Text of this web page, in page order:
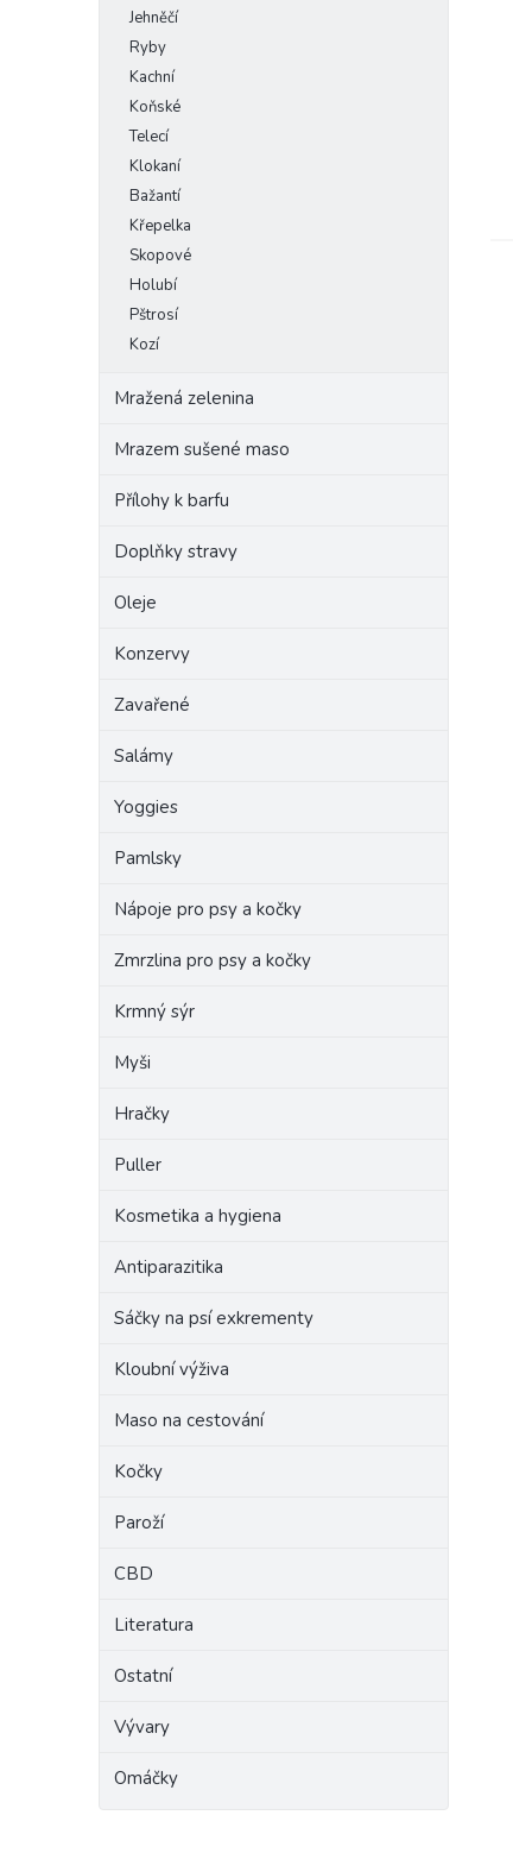
Jehněčí
Ryby
Kachní
Koňské
Telecí
Klokaní
Bažantí
Křepelka
Skopové
Holubí
Pštrosí
Kozí
Mražená zelenina
Mrazem sušené maso
Přílohy k barfu
Doplňky stravy
Oleje
Konzervy
Zavařené
Salámy
Yoggies
Pamlsky
Nápoje pro psy a kočky
Zmrzlina pro psy a kočky
Krmný sýr
Myši
Hračky
Puller
Kosmetika a hygiena
Antiparazitika
Sáčky na psí exkrementy
Kloubní výživa
Maso na cestování
Kočky
Paroží
CBD
Literatura
Ostatní
Vývary
Omáčky